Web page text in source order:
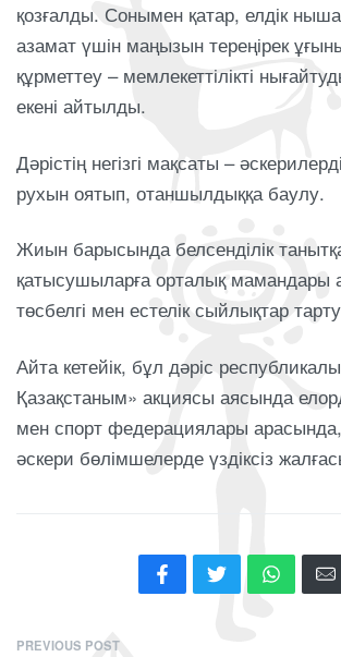
қозғалды. Сонымен қатар, елдік
азамат үшін маңызын тереңірек
құрметтеу – мемлекеттілікті
екені айтылды.
Дәрістің негізгі мақсаты –
рухын оятып, отаншылдыққа баулу.
Жиын барысында белсенділік
қатысушыларға орталық мамандары
төсбелгі мен естелік сыйлықтар тарту
Айта кетейік, бұл дәріс
Қазақстаным» акциясы аясында
мен спорт федерациялары
әскери бөлімшелерде үздіксіз
PREVIOUS POST